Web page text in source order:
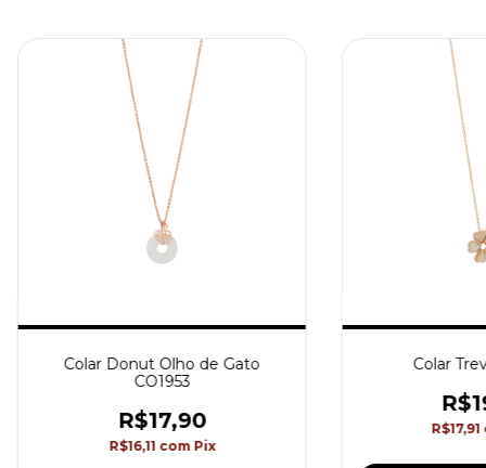
Colar Donut Olho de Gato
CO1953
R$17,90
R$16,11 com Pix
Colar
R$17,91